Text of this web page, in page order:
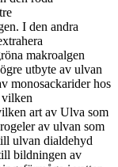
I den andra
makroalgen
utbyte av ulvan
monosackarider hos
vilken
art av Ulva som
av ulvan som
ulvan dialdehyd
bildningen av